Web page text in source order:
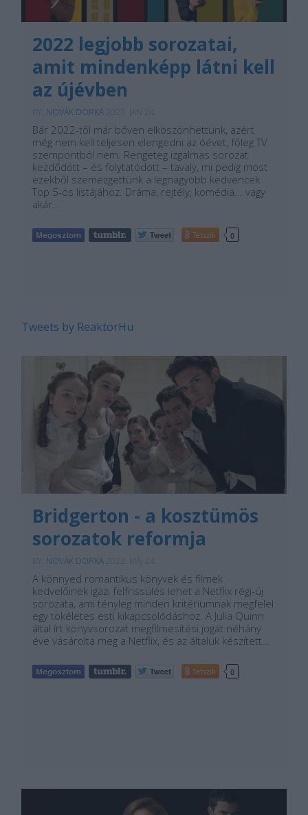
2022 legjobb sorozatai,
amit mindenképp látni kell
az újévben
NOVÁK DORKA
Bár 2022-től már bőven elköszönhettünk, azért
még nem kell teljesen elengedni az óévet, főleg TV
szempontból nem. Rengeteg izgalmas sorozat
kezdődött – és folytatódott – tavaly, mi pedig most
ezekből szemezgettünk a legnagyobb kedvencek
Top 5-ös listájához. Dráma, rejtély, komédia... vagy
akár…
Tetszik 0
Tweets by ReaktorHu
Bridgerton - a kosztümös
sorozatok reformja
NOVÁK DORKA
A könnyed romantikus könyvek és filmek
kedvelőinek igazi felfrissülés lehet a Netflix régi-új
sorozata, ami tényleg minden kritériumnak megfelel
egy tökéletes esti kikapcsolódáshoz. A Julia Quinn
által írt könyvsorozat megfilmesítési jogát néhány
éve vásárolta meg a Netflix, és az általuk készített…
Tetszik 0